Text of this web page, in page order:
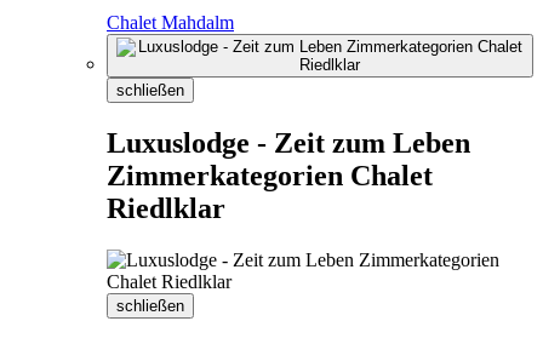
Chalet Mahdalm
schließen
Luxuslodge - Zeit zum Leben
Zimmerkategorien Chalet
Riedlklar
schließen